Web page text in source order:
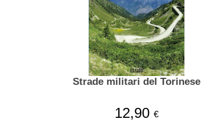
Strade militari del Torinese
12,90€